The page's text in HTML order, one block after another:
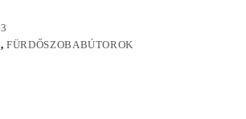
, FÜRDŐSZOBABÚTOROK